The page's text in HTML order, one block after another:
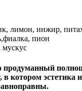
лимон, инжир,
пион
мускус
продуманный
в котором эстетика и